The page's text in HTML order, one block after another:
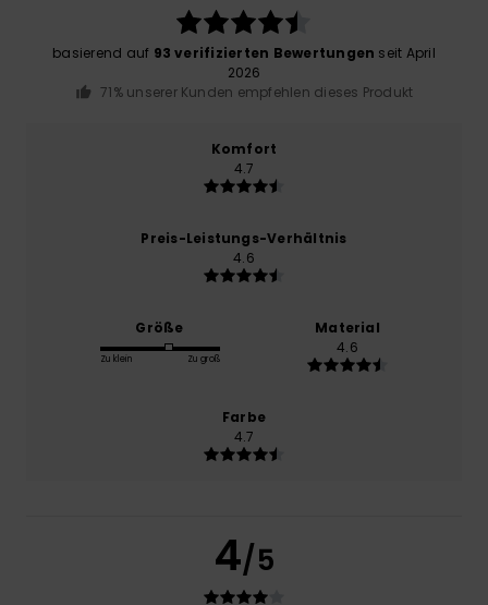
basierend auf 93 verifizierten Bewertungen seit April
2026
71% unserer Kunden empfehlen dieses Produkt
Komfort
4.7
Preis-Leistungs-Verhältnis
4.6
Größe
Zu klein Zu groß
Material
4.6
Farbe
4.7
4/5